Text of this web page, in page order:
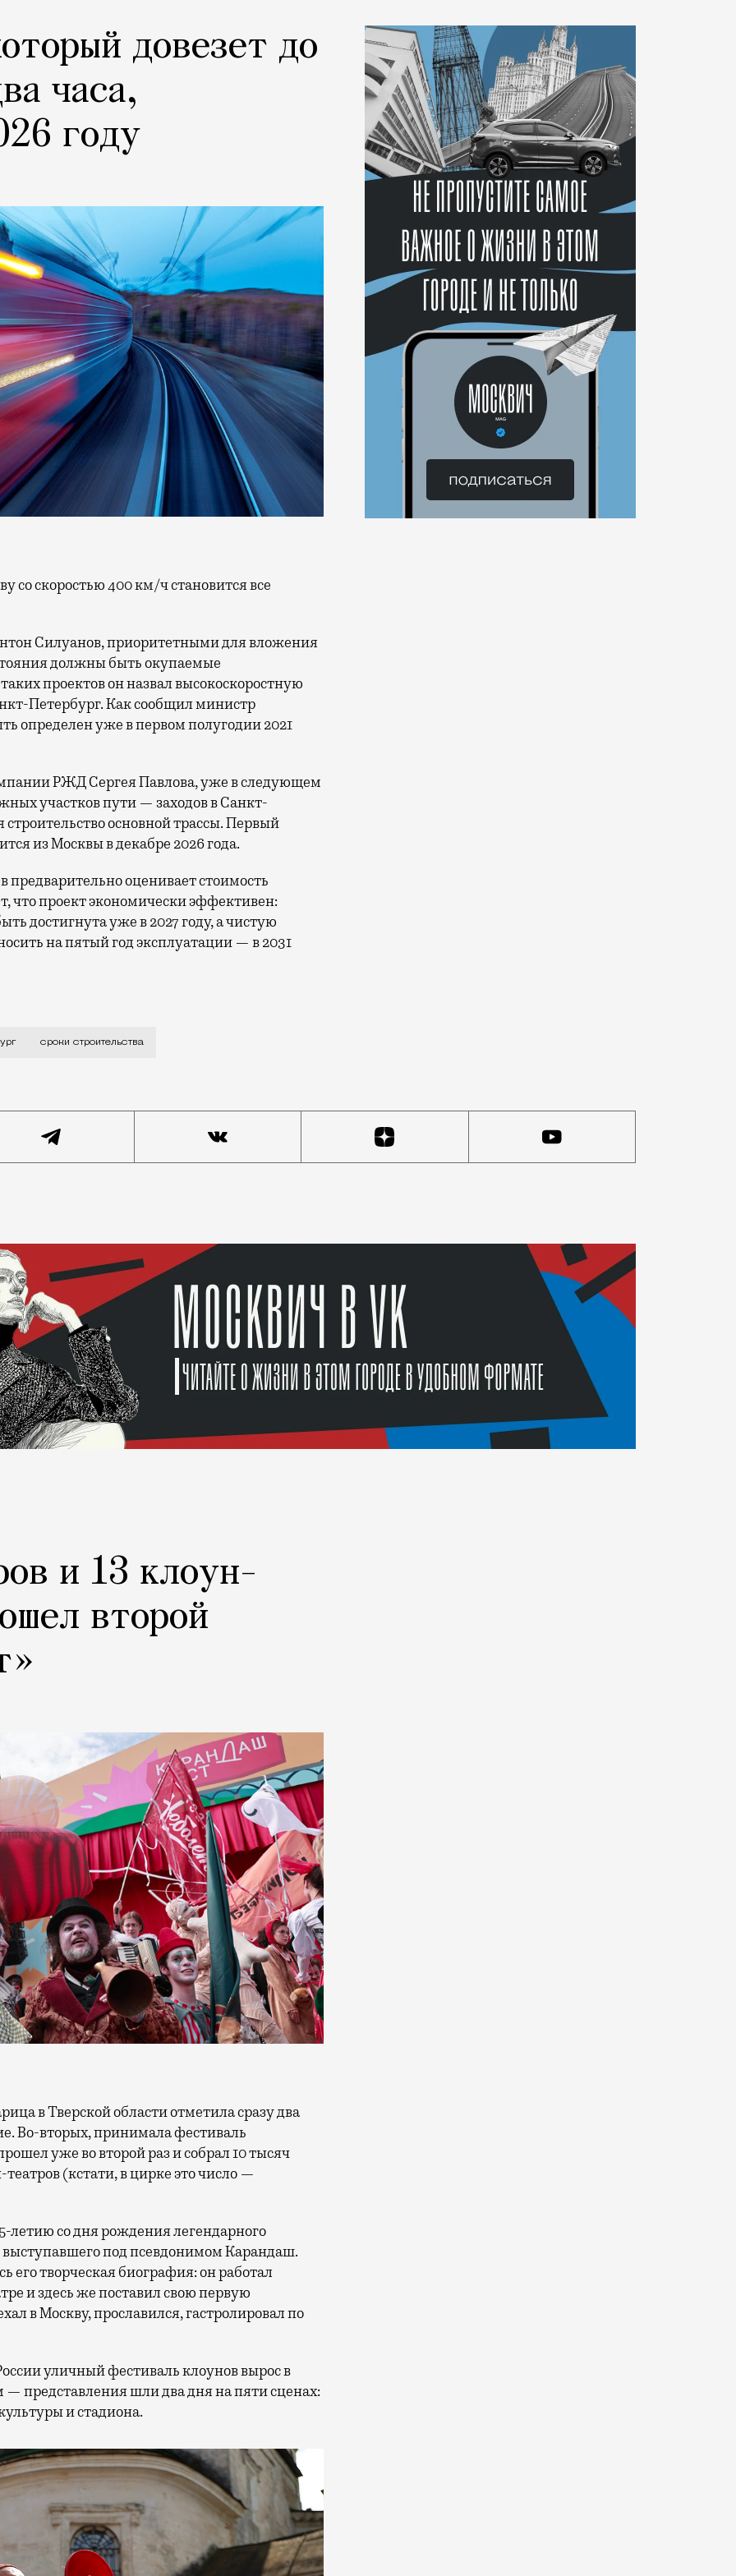
довезет до
часа,
году
Силуанов, приоритетными для вложения
должны быть окупаемые
проектов он назвал высокоскоростную
Петербург. Как сообщил министр
определен уже в первом полугодии 2021
РЖД Сергея Павлова, уже в следующем
участков пути — заходов в Санкт-
основной трассы. Первый
из Москвы в декабре 2026 года.
оценивает стоимость
что проект экономически эффективен:
достигнута уже в 2027 году, а чистую
на пятый год эксплуатации — в 2031
скоростью 400 км/ч становится все реальней. Как сообщил недавно глава Минфина Антон Силуанов,
сроки строительства
и 13 клоун-
второй
Во-вторых, принимала фестиваль
уже во второй раз и собрал 10 тысяч
(кстати, в цирке это число —
летию со дня рождения легендарного
под псевдонимом Карандаш.
его творческая биография: он работал
и здесь же поставил свою первую
в Москву, прославился, гастролировал по
уличный фестиваль клоунов вырос в
представления шли два дня на пяти сценах:
и стадиона.